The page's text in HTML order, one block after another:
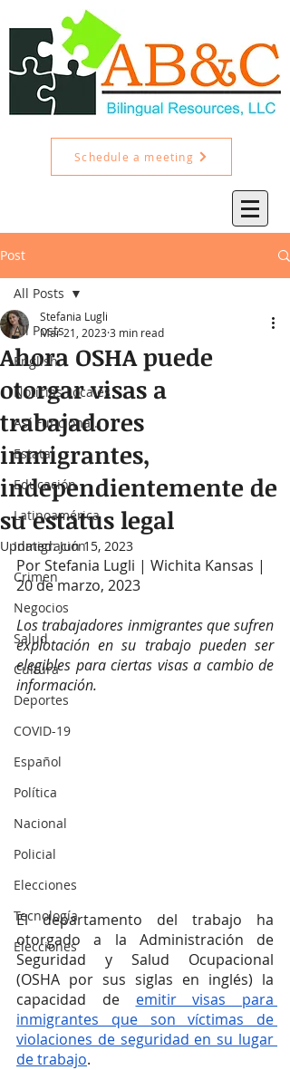
Schedule a meeting
Post
All Posts
English
Noticias Locales
Así Funciona...
Estatal
Educación
Latinoamérica
Inmigración
Crimen
Negocios
Salud
Cultura
Deportes
COVID-19
Español
Política
Nacional
Policial
Elecciones
Tecnología
Elecciones
All Posts
Ahora OSHA puede
otorgar visas a
trabajadores
inmigrantes,
independientemente de
su estatus legal
Stefania Lugli
Mar 21, 20233 min read
Updated:Jun 15, 2023
Por Stefania Lugli | Wichita Kansas |
20 de marzo, 2023
Los trabajadores inmigrantes que sufren
explotación en su trabajo pueden ser
elegibles para ciertas visas a cambio de
información.
El departamento del trabajo ha
otorgado a la Administración de
Seguridad y Salud Ocupacional
(OSHA por sus siglas en inglés) la
capacidad de emitir visas para
inmigrantes que son víctimas de
violaciones de seguridad en su lugar
de trabajo.